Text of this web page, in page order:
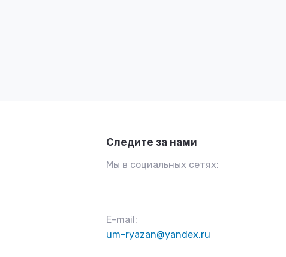
Следите за нами
Мы в социальных сетях:
E-mail:
um-ryazan@yandex.ru